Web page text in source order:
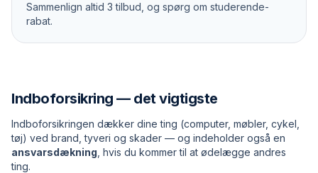
Sammenlign altid 3 tilbud, og spørg om studerende-
rabat.
Indboforsikring — det vigtigste
Indboforsikringen dækker dine ting (computer, møbler, cykel,
tøj) ved brand, tyveri og skader — og indeholder også en
ansvarsdækning , hvis du kommer til at ødelægge andres
ting.